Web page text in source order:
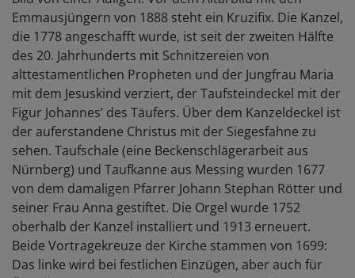
Emmausjüngern von 1888 steht ein Kruzifix. Die Kanzel,
die 1778 angeschafft wurde, ist seit der zweiten Hälfte
des 20. Jahrhunderts mit Schnitzereien von
alttestamentlichen Propheten und der Jungfrau Maria
mit dem Jesuskind verziert, der Taufsteindeckel mit der
Figur Johannes’ des Täufers. Über dem Kanzeldeckel ist
der auferstandene Christus mit der Siegesfahne zu
sehen. Taufschale (eine Beckenschlägerarbeit aus
Nürnberg) und Taufkanne aus Messing wurden 1677
von dem damaligen Pfarrer Johann Stephan Rötter und
seiner Frau Anna gestiftet. Die Orgel wurde 1752
oberhalb der Kanzel installiert und 1913 erneuert.
Beide Vortragekreuze der Kirche stammen von 1699:
Das linke wird bei festlichen Einzügen, aber auch für